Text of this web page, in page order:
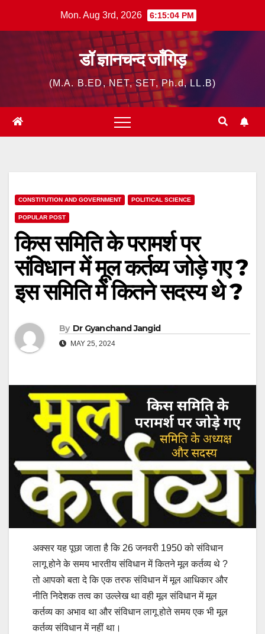
Mon. Aug 3rd, 2026 6:15:05 PM
डॉ ज्ञानचन्द जाँगिड़
(M.A. B.ED, NET, SET, Ph.d, LL.B)
CONSTITUTION AND GOVERNMENT POLITICAL SCIENCE
POPULAR POST
किस समिति के परामर्श पर
संविधान में मूल कर्तव्य जोड़े गए ?
इस समिति में कितने सदस्य थे ?
By Dr Gyanchand Jangid
MAY 25, 2024
अक्सर यह पूछा जाता है कि 26 जनवरी 1950 को संविधान
लागू होने के समय भारतीय संविधान में कितने मूल कर्तव्य थे ?
तो आपको बता दे कि एक तरफ संविधान में मूल आधिकार और
नीति निदेशक तत्व का उल्लेख था वही मूल संविधान में मूल
कर्तव्य का अभाव था और संविधान लागू होते समय एक भी मूल
कर्तव्य संविधान में नहीं था।